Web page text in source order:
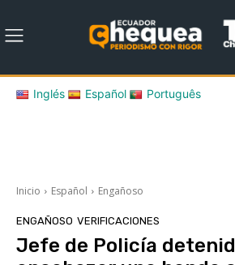
Inglés Español Português
Inicio Español Engañoso
ENGAÑOSO VERIFICACIONES
Jefe de Policía